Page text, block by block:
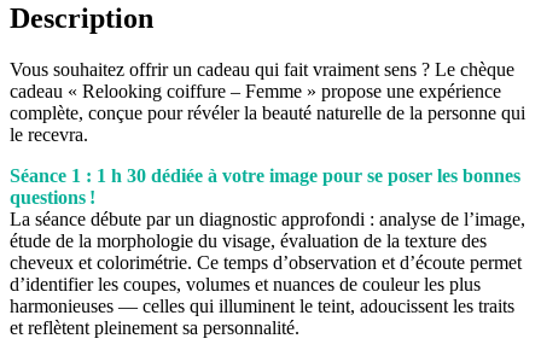
Description
Vous souhaitez offrir un cadeau qui fait vraiment sens ? Le chèque
cadeau « Relooking coiffure – Femme » propose une expérience
complète, conçue pour révéler la beauté naturelle de la personne qui
le recevra.
Séance 1 : 1 h 30 dédiée à votre image pour se poser les bonnes
questions !
La séance débute par un diagnostic approfondi : analyse de l’image,
étude de la morphologie du visage, évaluation de la texture des
cheveux et colorimétrie. Ce temps d’observation et d’écoute permet
d’identifier les coupes, volumes et nuances de couleur les plus
harmonieuses — celles qui illuminent le teint, adoucissent les traits
et reflètent pleinement sa personnalité.